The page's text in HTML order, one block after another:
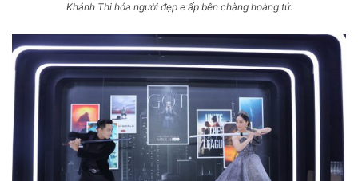
Khánh Thi hóa người đẹp e ấp bên chàng hoàng tử.